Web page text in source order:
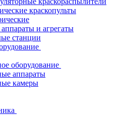
краскопульты
и агрегаты
станции
оборудование
аппараты
камеры